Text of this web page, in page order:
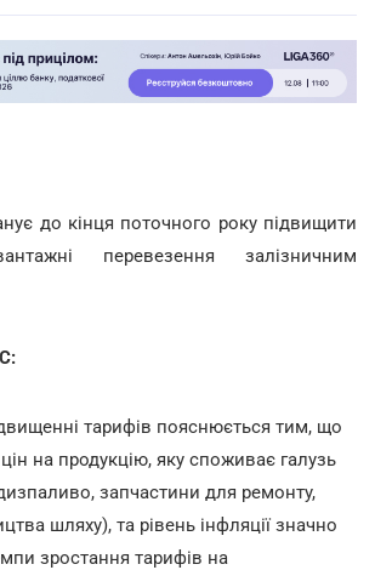
до кінця поточного року підвищити
перевезення залізничним
тарифів пояснюється тим, що
на продукцію, яку споживає галузь
запчастини для ремонту,
шляху), та рівень інфляції значно
зростання тарифів на